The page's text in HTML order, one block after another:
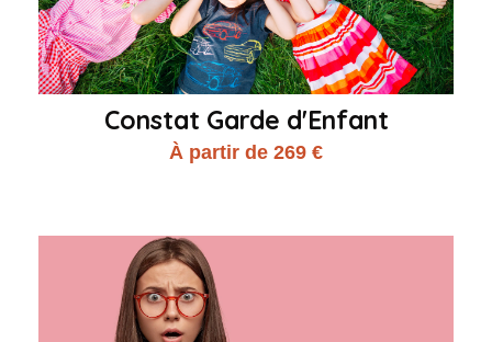
Constat Garde d'Enfant
À partir de 269 €